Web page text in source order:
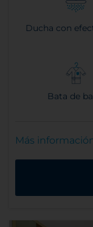
Ducha con
Bata de
Más